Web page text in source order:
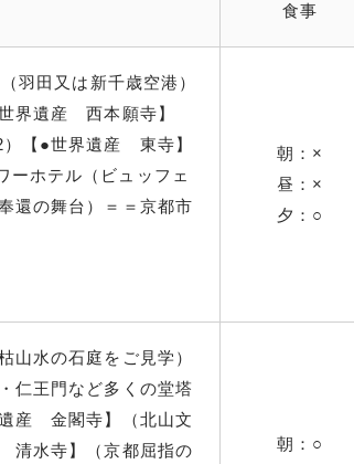
食事
羽田又は新千歳空港）
界遺産 西本願寺】
）【●世界遺産 東寺】
ーホテル（ビュッフェ
還の舞台）＝＝京都市
朝：×
昼：×
夕：○
水の石庭をご見学）
仁王門など多くの堂塔
産 金閣寺】（北山文
清水寺】（京都屈指の
朝：○